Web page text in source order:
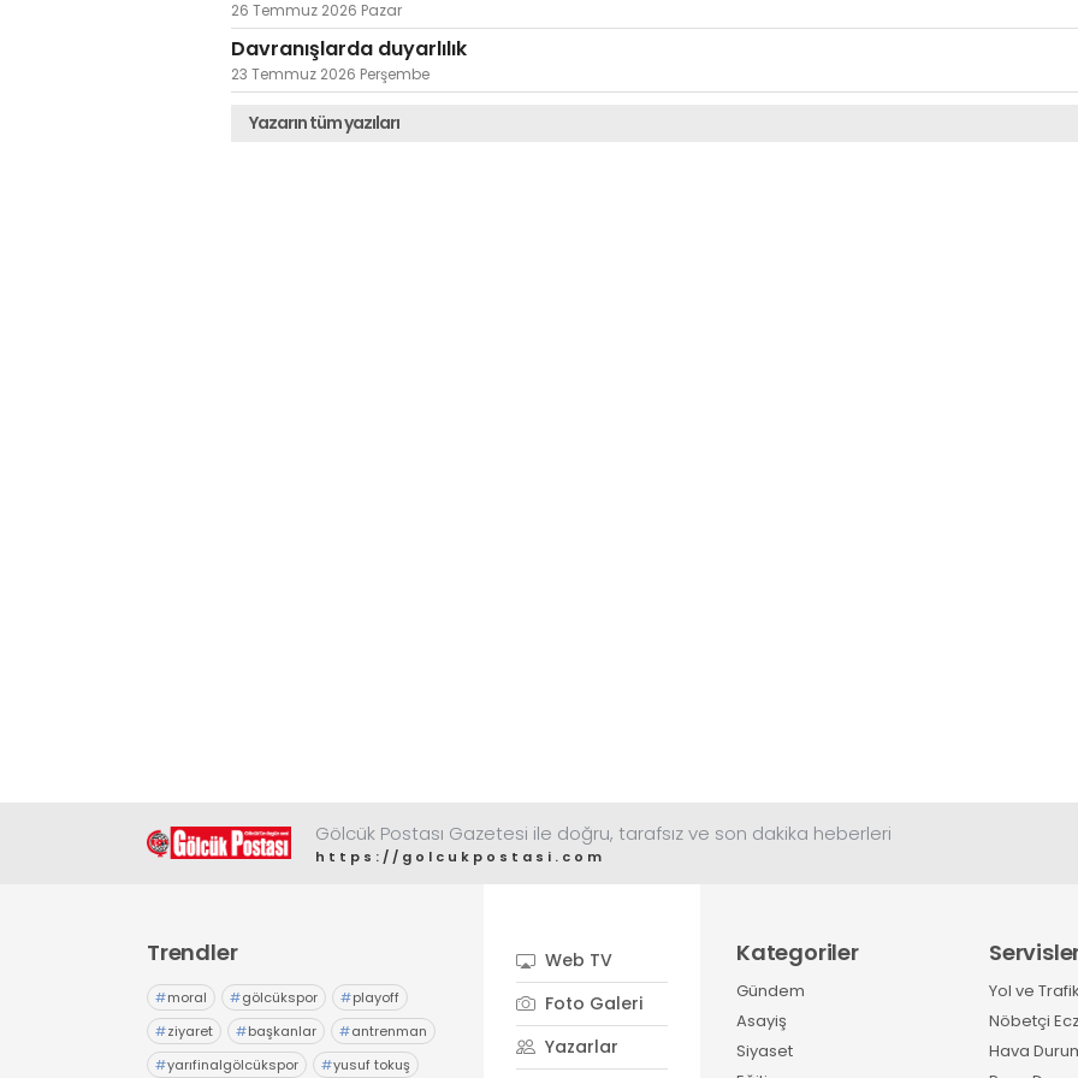
26 Temmuz 2026 Pazar
Davranışlarda duyarlılık
23 Temmuz 2026 Perşembe
Yazarın tüm yazıları
Gölcük Postası Gazetesi ile doğru, tarafsız ve son dakika heberleri
https://golcukpostasi.com
Trendler
#moral #gölcükspor #playoff
#ziyaret #başkanlar #antrenman
#yarıfinalgölcükspor #yusuf tokuş
Web TV
Foto Galeri
Yazarlar
Kategoriler
Gündem
Asayiş
Siyaset
Yol ve
Nöbetçi
Hava